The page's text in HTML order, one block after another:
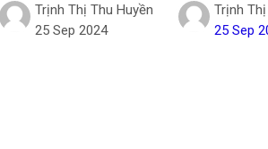
Trịnh Thị Thu Huyền
25 Sep 2024
Trịnh
25 Sep